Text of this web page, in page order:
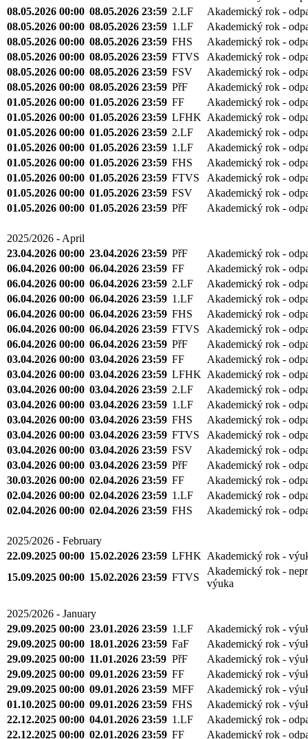
08.05.2026 00:00 08.05.2026 23:59 2.LF
Akademický rok -
08.05.2026 00:00 08.05.2026 23:59 1.LF
Akademický rok -
08.05.2026 00:00 08.05.2026 23:59 FHS
Akademický rok -
08.05.2026 00:00 08.05.2026 23:59 FTVS
Akademický rok -
08.05.2026 00:00 08.05.2026 23:59 FSV
Akademický rok -
08.05.2026 00:00 08.05.2026 23:59 PřF
Akademický rok -
01.05.2026 00:00 01.05.2026 23:59 FF
Akademický rok -
01.05.2026 00:00 01.05.2026 23:59 LFHK Akademický rok -
01.05.2026 00:00 01.05.2026 23:59 2.LF
Akademický rok -
01.05.2026 00:00 01.05.2026 23:59 1.LF
Akademický rok -
01.05.2026 00:00 01.05.2026 23:59 FHS
Akademický rok -
01.05.2026 00:00 01.05.2026 23:59 FTVS
Akademický rok -
01.05.2026 00:00 01.05.2026 23:59 FSV
Akademický rok -
01.05.2026 00:00 01.05.2026 23:59 PřF Akademický rok -
2025/2026 - April
23.04.2026 00:00 23.04.2026 23:59 PřF
Akademický rok -
06.04.2026 00:00 06.04.2026 23:59 FF
Akademický rok -
06.04.2026 00:00 06.04.2026 23:59 2.LF
Akademický rok -
06.04.2026 00:00 06.04.2026 23:59 1.LF
Akademický rok -
06.04.2026 00:00 06.04.2026 23:59 FHS
Akademický rok -
06.04.2026 00:00 06.04.2026 23:59 FTVS
Akademický rok -
06.04.2026 00:00 06.04.2026 23:59 PřF
Akademický rok -
03.04.2026 00:00 03.04.2026 23:59 FF
Akademický rok -
03.04.2026 00:00 03.04.2026 23:59 LFHK Akademický rok -
03.04.2026 00:00 03.04.2026 23:59 2.LF
Akademický rok -
03.04.2026 00:00 03.04.2026 23:59 1.LF
Akademický rok -
03.04.2026 00:00 03.04.2026 23:59 FHS
Akademický rok -
03.04.2026 00:00 03.04.2026 23:59 FTVS
Akademický rok -
03.04.2026 00:00 03.04.2026 23:59 FSV
Akademický rok -
03.04.2026 00:00 03.04.2026 23:59 PřF
Akademický rok -
30.03.2026 00:00 02.04.2026 23:59 FF
Akademický rok -
02.04.2026 00:00 02.04.2026 23:59 1.LF
Akademický rok -
02.04.2026 00:00 02.04.2026 23:59 FHS Akademický rok -
2025/2026 - February
22.09.2025 00:00 15.02.2026 23:59 LFHK Akademický rok -
15.09.2025 00:00 15.02.2026 23:59 FTVS
Akademický rok -
výuka
2025/2026 - January
29.09.2025 00:00 23.01.2026 23:59 1.LF
Akademický rok -
29.09.2025 00:00 18.01.2026 23:59 FaF
Akademický rok -
29.09.2025 00:00 11.01.2026 23:59 PřF
Akademický rok -
29.09.2025 00:00 09.01.2026 23:59 FF
Akademický rok -
29.09.2025 00:00 09.01.2026 23:59 MFF
Akademický rok -
01.10.2025 00:00 09.01.2026 23:59 FHS
Akademický rok -
22.12.2025 00:00 04.01.2026 23:59 1.LF
Akademický rok -
22.12.2025 00:00 02.01.2026 23:59 FF
Akademický rok -